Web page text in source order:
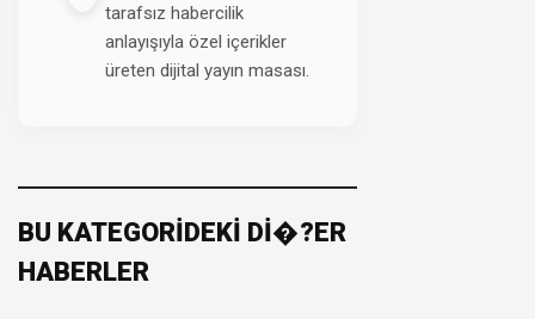
tarafsız habercilik
anlayışıyla özel içerikler
üreten dijital yayın masası.
BU KATEGORİDEKİ Dİ�?ER
HABERLER